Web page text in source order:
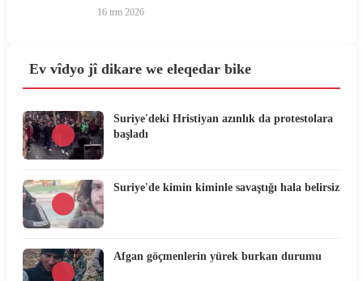
16 trm 2026
Ev vîdyo jî dikare we eleqedar bike
Suriye'deki Hristiyan azınlık da protestolara
başladı
Suriye'de kimin kiminle savaştığı hala belirsiz
Afgan göçmenlerin yürek burkan durumu